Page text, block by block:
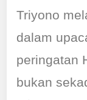
Triyono
dalam
peringatan
bukan